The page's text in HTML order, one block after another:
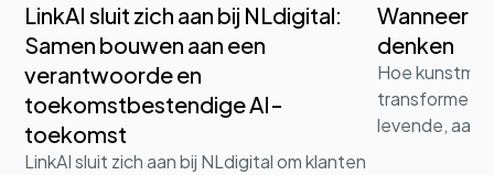
LinkAI sluit zich aan bij NLdigital:
Samen bouwen aan een
verantwoorde en
toekomstbestendige AI-
toekomst
LinkAI sluit zich aan bij NLdigital om klanten
Wanneer
denken
Hoe
levende,